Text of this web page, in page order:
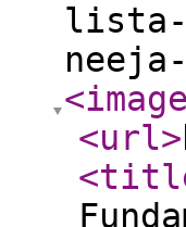
lista-
<image
<url>